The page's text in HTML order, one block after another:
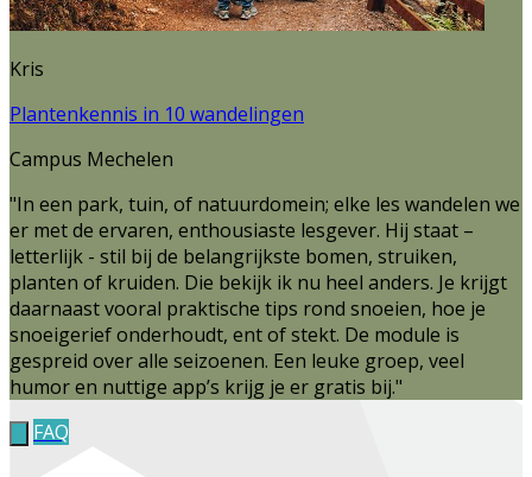
Kris
Plantenkennis in 10 wandelingen
Campus Mechelen
"In een park, tuin, of natuurdomein; elke les wandelen we
er met de ervaren, enthousiaste lesgever. Hij staat –
letterlijk - stil bij de belangrijkste bomen, struiken,
planten of kruiden. Die bekijk ik nu heel anders. Je krijgt
daarnaast vooral praktische tips rond snoeien, hoe je
snoeigerief onderhoudt, ent of stekt. De module is
gespreid over alle seizoenen. Een leuke groep, veel
humor en nuttige app’s krijg je er gratis bij."
FAQ